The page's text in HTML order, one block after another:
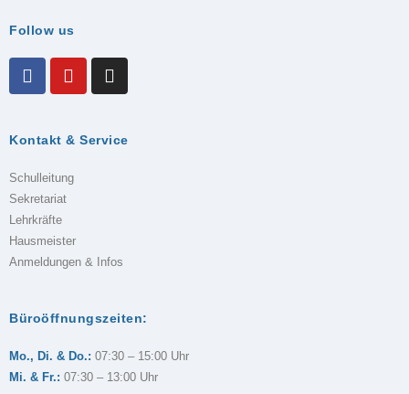
Follow us
Kontakt & Service
Schulleitung
Sekretariat
Lehrkräfte
Hausmeister
Anmeldungen & Infos
Büroöffnungszeiten:
Mo., Di. & Do.: 07:30 – 15:00 Uhr
Mi. & Fr.: 07:30 – 13:00 Uhr